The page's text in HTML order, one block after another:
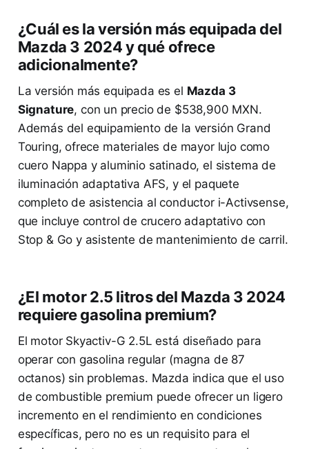
¿Cuál es la versión más equipada del
Mazda 3 2024 y qué ofrece
adicionalmente?
La versión más equipada es el Mazda 3
Signature, con un precio de $538,900 MXN.
Además del equipamiento de la versión Grand
Touring, ofrece materiales de mayor lujo como
cuero Nappa y aluminio satinado, el sistema de
iluminación adaptativa AFS, y el paquete
completo de asistencia al conductor i-Activsense,
que incluye control de crucero adaptativo con
Stop & Go y asistente de mantenimiento de carril.
¿El motor 2.5 litros del Mazda 3 2024
requiere gasolina premium?
El motor Skyactiv-G 2.5L está diseñado para
operar con gasolina regular (magna de 87
octanos) sin problemas. Mazda indica que el uso
de combustible premium puede ofrecer un ligero
incremento en el rendimiento en condiciones
específicas, pero no es un requisito para el